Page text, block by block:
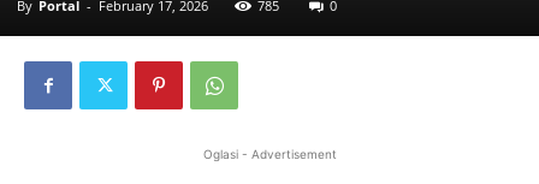
By Portal - February 17, 2026 785 0
Oglasi - Advertisement